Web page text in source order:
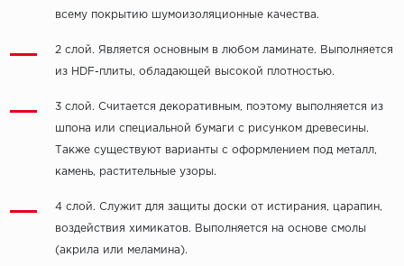
всему покрытию шумоизоляционные качества.
2 слой. Является основным в любом ламинате. Выполняется
из HDF-плиты, обладающей высокой плотностью.
3 слой. Считается декоративным, поэтому выполняется из
шпона или специальной бумаги с рисунком древесины.
Также существуют варианты с оформлением под металл,
камень, растительные узоры.
4 слой. Служит для защиты доски от истирания, царапин,
воздействия химикатов. Выполняется на основе смолы
(акрила или меламина).